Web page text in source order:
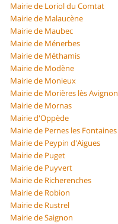
Mairie de Loriol du Comtat
Mairie de Malaucène
Mairie de Maubec
Mairie de Ménerbes
Mairie de Méthamis
Mairie de Modène
Mairie de Monieux
Mairie de Morières lès Avignon
Mairie de Mornas
Mairie d'Oppède
Mairie de Pernes les Fontaines
Mairie de Peypin d'Aigues
Mairie de Puget
Mairie de Puyvert
Mairie de Richerenches
Mairie de Robion
Mairie de Rustrel
Mairie de Saignon